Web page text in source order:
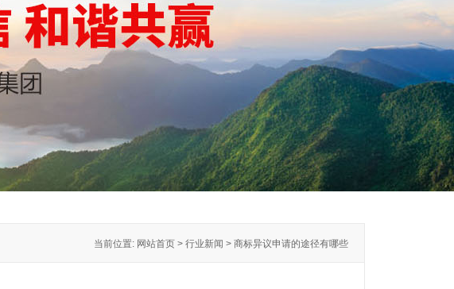
当前位置: 网站首页 > 行业新闻 > 商标异议申请的途径有哪些